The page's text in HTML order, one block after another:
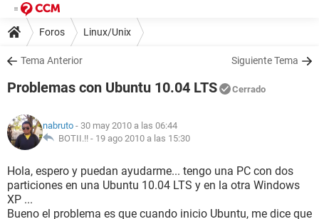
Foros Linux/Unix
Tema Anterior Siguiente Tema
Problemas con Ubuntu 10.04 LTS Cerrado
nabruto - 30 may 2010 a las 06:44
BOTII.!! - 19 ago 2010 a las 15:30
Hola, espero y puedan ayudarme... tengo una PC con dos
particiones en una Ubuntu 10.04 LTS y en la otra Windows
XP ...
Bueno el problema es que cuando inicio Ubuntu, me dice que